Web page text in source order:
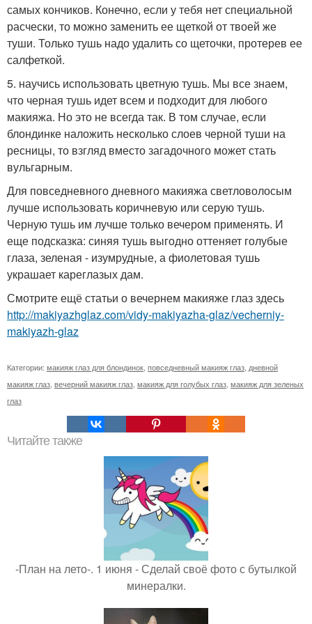
самых кончиков. Конечно, если у тебя нет специальной
расчески, то можно заменить ее щеткой от твоей же
туши. Только тушь надо удалить со щеточки, протерев ее
салфеткой.
5. научись использовать цветную тушь. Мы все знаем,
что черная тушь идет всем и подходит для любого
макияжа. Но это не всегда так. В том случае, если
блондинке наложить несколько слоев черной туши на
ресницы, то взгляд вместо загадочного может стать
вульгарным.
Для повседневного дневного макияжа светловолосым
лучше использовать коричневую или серую тушь.
Черную тушь им лучше только вечером применять. И
еще подсказка: синяя тушь выгодно оттеняет голубые
глаза, зеленая - изумрудные, а фиолетовая тушь
украшает кареглазых дам.
Смотрите ещё статьи о вечернем макияже глаз здесь
http://makiyazhglaz.com/vidy-makiyazha-glaz/vecherniy-
makiyazh-glaz
Категории: макияж глаз для блондинок повседневный макияж глаз дневной
макияж глаз вечерний макияж глаз макияж для голубых глаз макияж для зеленых
глаз
Читайте также
-План на лето-. 1 июня - Сделай своё фото с бутылкой
минералки.